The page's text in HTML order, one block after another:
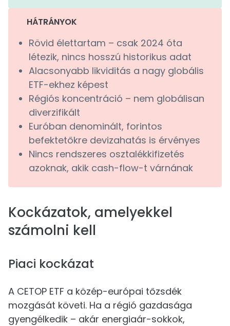
HÁTRÁNYOK
Rövid élettartam – csak 2024 óta
létezik, nincs hosszú historikus adat
Alacsonyabb likviditás a nagy globális
ETF-ekhez képest
Régiós koncentráció – nem globálisan
diverzifikált
Euróban denominált, forintos
befektetőkre devizahatás is érvényes
Nincs rendszeres osztalékkifizetés
azoknak, akik cash-flow-t várnának
Kockázatok, amelyekkel
számolni kell
Piaci kockázat
A CETOP ETF a közép-európai tőzsdék
mozgását követi. Ha a régió gazdasága
gyengélkedik – akár energiaár-sokkok,